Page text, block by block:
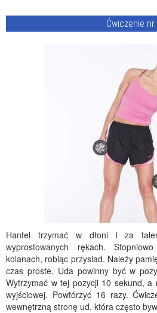
Ćwiczenie nr
Hantel trzymać w dłoni i za
wyprostowanych rękach.
kolanach, robiąc przysiad. Należy
czas proste. Uda powinny być w
Wytrzymać w tej pozycji 10 sekund, a
wyjściowej. Powtórzyć 16 razy.
wewnętrzną stronę ud, która często